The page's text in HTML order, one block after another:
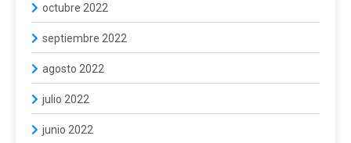
octubre 2022
septiembre 2022
agosto 2022
julio 2022
junio 2022